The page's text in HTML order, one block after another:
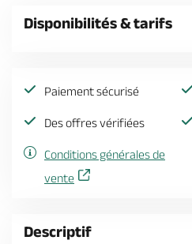
Brochures & Cartes Offices de tourisme
Disponibilités & tarifs
Paiement sécurisé
Des offres vérifiées
Conditions générales de
vente
Descriptif